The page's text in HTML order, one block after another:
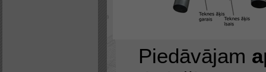
Piedāvājam